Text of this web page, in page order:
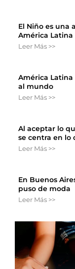
El Niño es una
América Latina
Leer Más >>
América
al mundo
Leer Más >>
Al aceptar lo
se centra en lo
Leer Más >>
En Buenos
puso de moda
Leer Más >>